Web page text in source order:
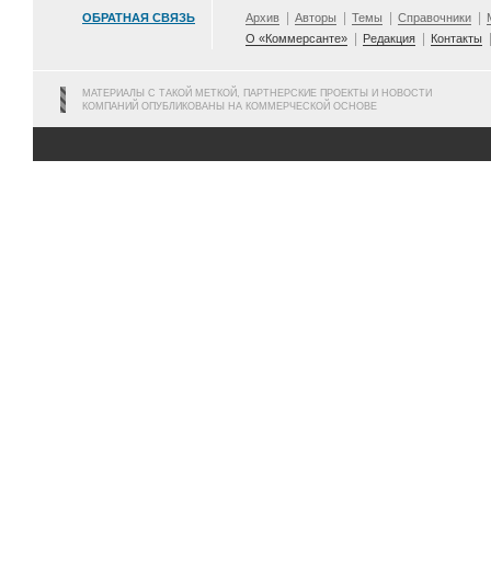
ОБРАТНАЯ СВЯЗЬ Архив Авторы Темы Справочники
О «Коммерсанте»
Редакция Контакты
МАТЕРИАЛЫ С ТАКОЙ МЕТКОЙ, ПАРТНЕРСКИЕ ПРОЕКТЫ И НОВОСТИ
КОМПАНИЙ ОПУБЛИКОВАНЫ НА КОММЕРЧЕСКОЙ ОСНОВЕ